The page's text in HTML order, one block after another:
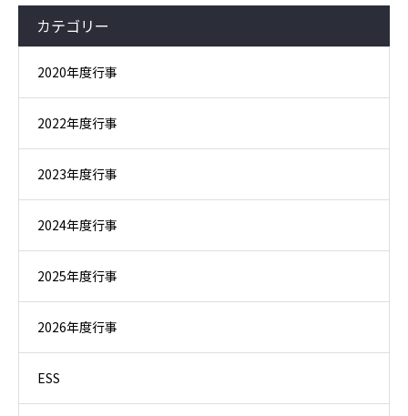
カテゴリー
2020年度行事
2022年度行事
2023年度行事
2024年度行事
2025年度行事
2026年度行事
ESS